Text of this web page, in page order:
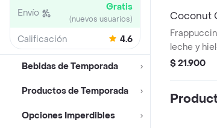
Envío Gratis
(nuevos usuarios)
Calificación 4.6
Bebidas de Temporada
Productos de Temporada
Opciones Imperdibles
Coconut
Foam
leche y
dulce con
$ 21.900